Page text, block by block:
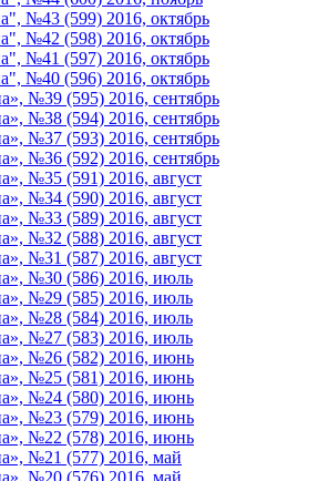
№43 (599) 2016, октябрь
№42 (598) 2016, октябрь
№41 (597) 2016, октябрь
№40 (596) 2016, октябрь
№39 (595) 2016, сентябрь
№38 (594) 2016, сентябрь
№37 (593) 2016, сентябрь
№36 (592) 2016, сентябрь
№35 (591) 2016, август
№34 (590) 2016, август
№33 (589) 2016, август
№32 (588) 2016, август
№31 (587) 2016, август
№30 (586) 2016, июль
№29 (585) 2016, июль
№28 (584) 2016, июль
№27 (583) 2016, июль
№26 (582) 2016, июнь
№25 (581) 2016, июнь
№24 (580) 2016, июнь
№23 (579) 2016, июнь
№22 (578) 2016, июнь
№21 (577) 2016, май
№20 (576) 2016, май